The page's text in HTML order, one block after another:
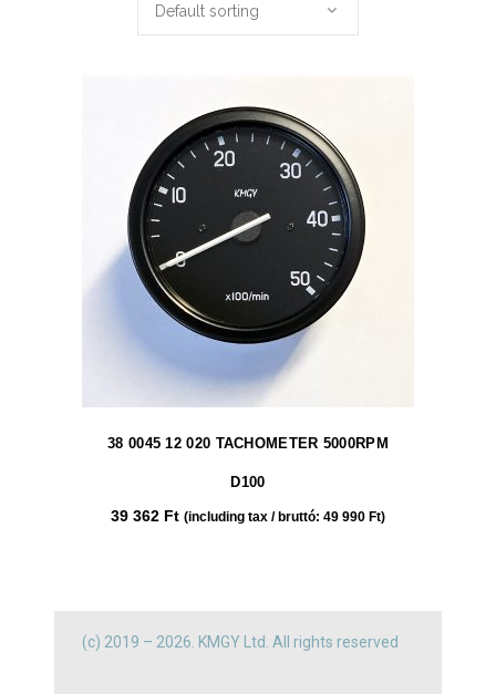
Default sorting
38 0045 12 020 TACHOMETER 5000RPM
D100
39 362 Ft (including tax / bruttó: 49 990 Ft)
(c) 2019 – 2026. KMGY Ltd. All rights reserved